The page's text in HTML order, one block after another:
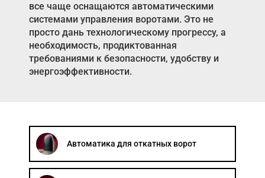
Противопожарные шторы
Внешняя солнцезащита
Комплектующие
Маркизы
Окна, порталы, двери
Акции
Примеры работ
все чаще оснащаются автоматическими
системами управления воротами. Это не
просто дань технологическому прогрессу, а
необходимость, продиктованная
требованиями к безопасности, удобству и
энергоэффективности.
Автоматика для откатных ворот